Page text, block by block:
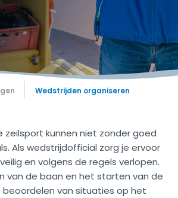
Wedstrijden organiseren
zeilsport kunnen niet zonder goed
Als wedstrijdofficial zorg je ervoor
en volgens de regels verlopen.
van de baan en het starten van de
van situaties op het